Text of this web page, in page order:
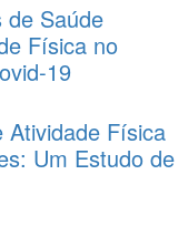
de Saúde
Física no
19
Atividade Física
Um Estudo de